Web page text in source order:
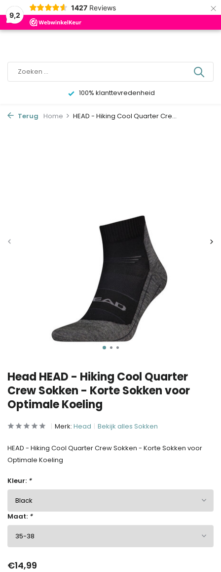
9,2
1427 Reviews ×
0
100% klanttevredenheid
Terug Home HEAD - Hiking Cool Quarter Cre...
Head HEAD - Hiking Cool Quarter
Crew Sokken - Korte Sokken voor
Optimale Koeling
Merk: Head Bekijk alles Sokken
HEAD - Hiking Cool Quarter Crew Sokken - Korte Sokken voor
Optimale Koeling
Kleur: *
Maat: *
€14,99